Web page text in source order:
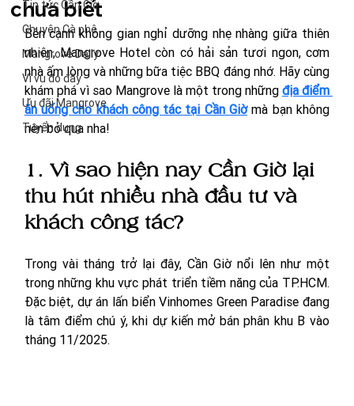
Tin tức Cần Giờ
Chuyện Cà phê
Mangrove Daily
Vi vu đó đây
Ưu đãi Mangrove
Tuyển dụng
chưa biết
Bên cạnh không gian nghỉ dưỡng nhẹ nhàng giữa thiên
nhiên, Mangrove Hotel còn có hải sản tươi ngon, cơm
nhà ấm lòng và những bữa tiệc BBQ đáng nhớ. Hãy cùng
khám phá vì sao Mangrove là một trong những địa điểm
ăn uống cho khách công tác tại Cần Giờ mà bạn không
nên bỏ qua nha!
1. Vì sao hiện nay Cần Giờ lại
thu hút nhiều nhà đầu tư và
khách công tác?
Trong vài tháng trở lại đây, Cần Giờ nổi lên như một
trong những khu vực phát triển tiềm năng của TP.HCM.
Đặc biệt, dự án lấn biển Vinhomes Green Paradise đang
là tâm điểm chú ý, khi dự kiến mở bán phân khu B vào
tháng 11/2025.